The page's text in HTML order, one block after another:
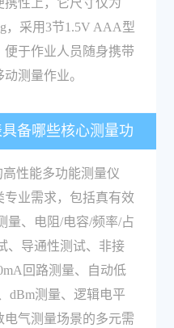
性上，它尺寸仅为
，采用3节1.5V AAA型
于作业人员随身携带
测量作业。
备哪些核心测量功
性能多功能测量仪
专业需求，包括真有效
量、电阻/电容/频率/占
、导通性测试、非接
回路测量、自动低
dBm测量、逻辑电平
气测量场景的多元需